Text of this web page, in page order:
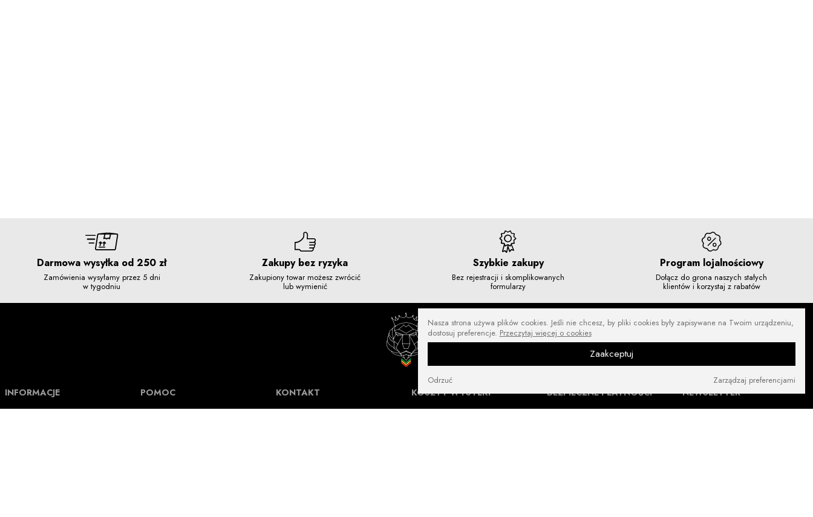
Darmowa wysyłka od 250 zł
Zamówienia wysyłamy przez 5 dni
w tygodniu
Zakupy bez ryzyka
Zakupiony towar możesz zwrócić
lub wymienić
Szybkie zakupy
Bez rejestracji i skomplikowanych
formularzy
Program lojalnościowy
Dołącz do grona naszych stałych
klientów i korzystaj z rabatów
INFORMACJE POMOC KONTAKT KOSZTY WYSYŁKI BEZPIECZNE PŁATNOŚCI NEWSLETTER
Nasza strona używa plików cookies. Jeśli nie chcesz, by pliki cookies były zapisywane na Twoim urządzeniu,
dostosuj preferencje. Przeczytaj więcej o cookies
Zaakceptuj
Zarządzaj preferencjami
Odrzuć